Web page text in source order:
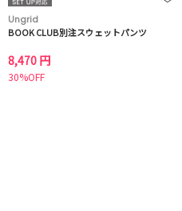
Ungrid
BOOK CLUB別注スウェットパンツ
8,470 円
30%OFF